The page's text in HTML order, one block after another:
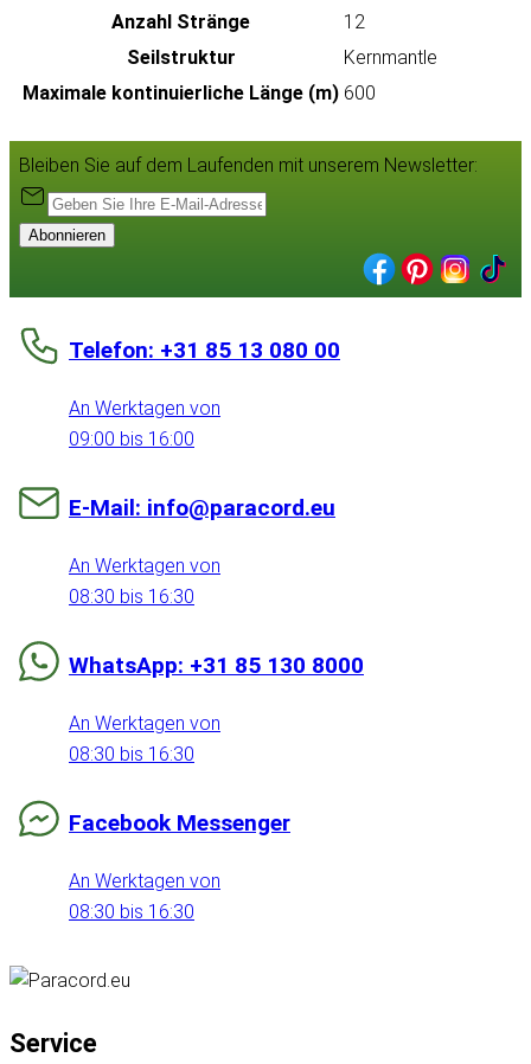
Anzahl Stränge
12
Seilstruktur
Kernmantle
Maximale kontinuierliche Länge (m) 600
Bleiben Sie auf dem Laufenden mit unserem Newsletter:
Abonnieren
Telefon: +31 85 13 080 00
An Werktagen von
09:00 bis 16:00
E-Mail: info@paracord.eu
An Werktagen von
08:30 bis 16:30
WhatsApp: +31 85 130 8000
An Werktagen von
08:30 bis 16:30
Facebook Messenger
An Werktagen von
08:30 bis 16:30
Service